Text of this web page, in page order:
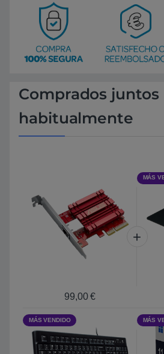
Comprados juntos
habitualmente
99,00€
MÁS
MÁS VENDIDO MÁS